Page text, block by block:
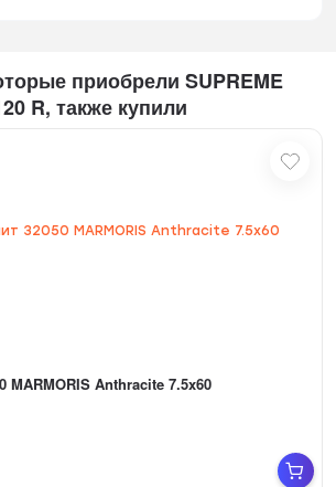
приобрели SUPREME
R, также купили
MARMORIS Anthracite 7.5x60